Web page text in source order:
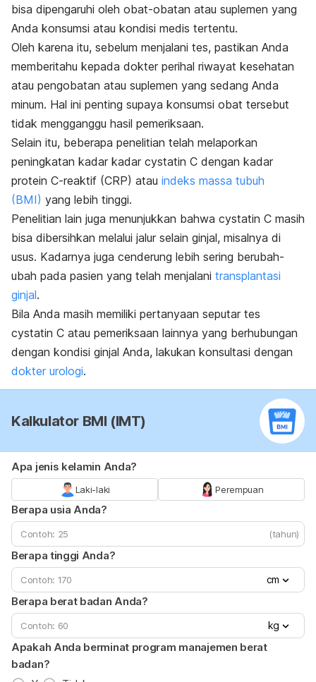
bisa dipengaruhi oleh obat-obatan atau suplemen yang
Anda konsumsi atau kondisi medis tertentu.
Oleh karena itu, sebelum menjalani tes, pastikan Anda
memberitahu kepada dokter perihal riwayat kesehatan
atau pengobatan atau suplemen yang sedang Anda
minum. Hal ini penting supaya konsumsi obat tersebut
tidak mengganggu hasil pemeriksaan.
Selain itu, beberapa penelitian telah melaporkan
peningkatan kadar kadar cystatin C dengan kadar
protein C-reaktif (CRP) atau indeks massa tubuh
(BMI) yang lebih tinggi.
Penelitian lain juga menunjukkan bahwa cystatin C masih
bisa dibersihkan melalui jalur selain ginjal, misalnya di
usus. Kadarnya juga cenderung lebih sering berubah-
ubah pada pasien yang telah menjalani transplantasi
ginjal.
Bila Anda masih memiliki pertanyaan seputar tes
cystatin C atau pemeriksaan lainnya yang berhubungan
dengan kondisi ginjal Anda, lakukan konsultasi dengan
dokter urologi.
Kalkulator BMI (IMT)
Apa jenis kelamin Anda?
Laki-laki Perempuan
Berapa usia Anda?
(tahun)
Berapa tinggi Anda?
cm
Berapa berat badan Anda?
kg
Apakah Anda berminat program manajemen berat
badan?